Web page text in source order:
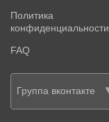
Политика
конфиденциальности
FAQ
Группа вконтакте